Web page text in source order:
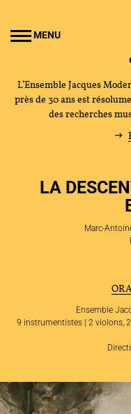
MENU
L’Ensemble Jacques
près de 30 ans est
des recherches
LA
Marc-
Ensemble
9 instrumentistes | 2 violons,